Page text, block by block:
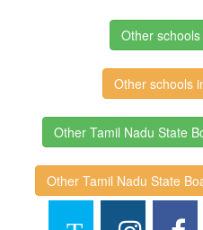
Other
Other schools
Other Tamil Nadu State
Other Tamil Nadu State